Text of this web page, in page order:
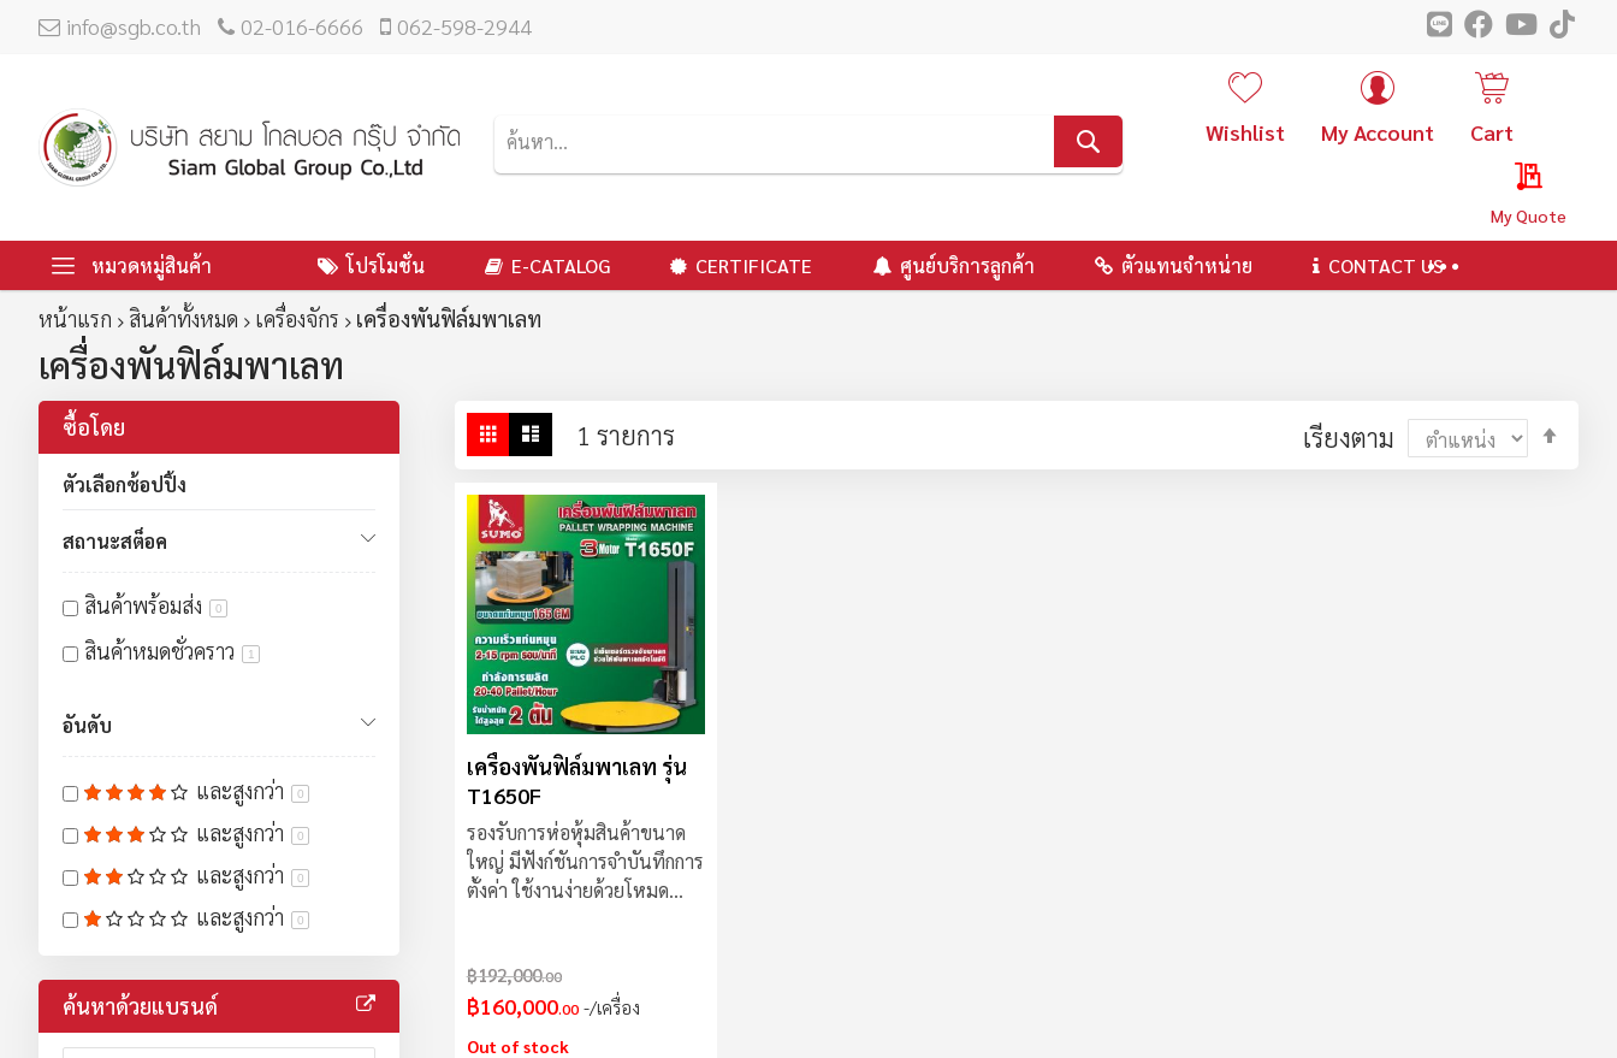
info@sgb.co.th 02-016-6666 062-598-2944
My Quote
Wishlist My Account Cart
หมวดหมู่สินค้า โปรโมชั่น E-CATALOG CERTIFICATE ศูนย์บริการลูกค้า ตัวแทนจำหน่าย CONTACT US
หน้าแรก สินค้าทั้งหมด เครื่องจักร เครื่องพันฟิล์มพาเลท
เครื่องพันฟิล์มพาเลท
ใน
มุม
มอง
ตาราง รายการ
1 รายการ เรียงตาม
เครื่องพันฟิล์มพาเลท รุ่น
T1650F
รองรับการห่อหุ้มสินค้าขนาด
ใหญ่ มีฟังก์ชันการจำบันทึกการ
ตั้งค่า ใช้งานง่ายด้วยโหมด
฿192,000.00
฿160,000.00 /เครื่อง
Out of stock
ซื้อโดย
ตัวเลือกช้อปปิ้ง
สถานะสต็อค
สินค้าพร้อมส่ง 0
สินค้าหมดชั่วคราว 1
อันดับ
และสูงกว่า 0
และสูงกว่า 0
และสูงกว่า 0
และสูงกว่า 0
ค้นหาด้วยแบรนด์